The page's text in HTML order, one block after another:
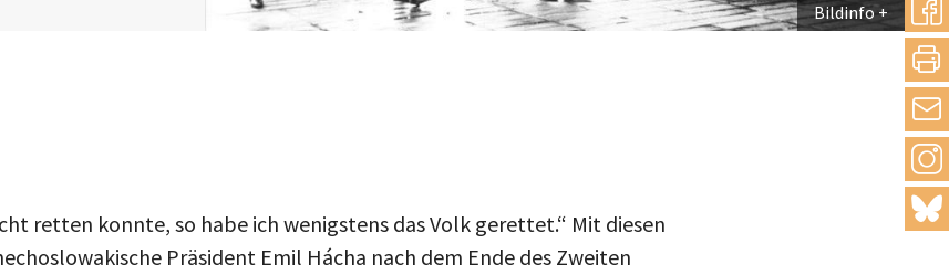
Bildinfo
teilen
mail
retten konnte, so habe ich wenigstens das Volk gerettet.“ Mit diesen
Präsident Emil Hácha nach dem Ende des Zweiten